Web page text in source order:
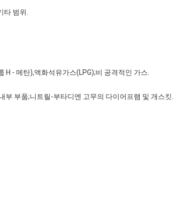
타 범위.
H - 메탄),액화석유가스(LPG);비 공격적인 가스.
부 부품;니트릴-부타디엔 고무의 다이어프램 및 개스킷.